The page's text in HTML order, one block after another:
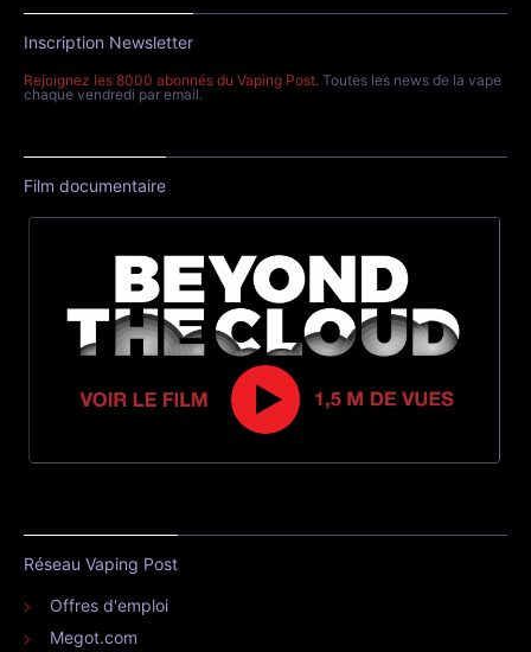
Inscription Newsletter
Rejoignez les 8000 abonnés du Vaping Post. Toutes les news de la vape
chaque vendredi par email.
Film documentaire
Réseau Vaping Post
Offres d'emploi
Megot.com